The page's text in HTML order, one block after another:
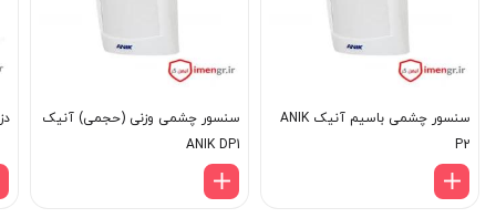
سنسور چشمی باسیم آنیک ANIK
P2
سنسور چشمی وزنی (حجمی) آنیک
ANIK DP1